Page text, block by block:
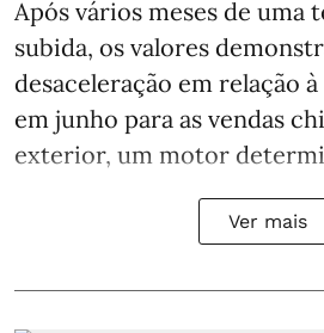
Após vários meses de uma
subida, os valores
desaceleração em relação
em junho para as vendas
exterior, um motor
Ver mais